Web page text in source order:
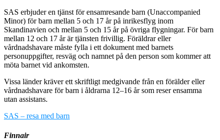
SAS erbjuder en tjänst för ensamresande barn (Unaccompanied
Minor) för barn mellan 5 och 17 år på inrikesflyg inom
Skandinavien och mellan 5 och 15 år på övriga flygningar. För barn
mellan 12 och 17 år är tjänsten frivillig. Föräldrar eller
vårdnadshavare måste fylla i ett dokument med barnets
personuppgifter, resväg och namnet på den person som kommer att
möta barnet vid ankomsten.
Vissa länder kräver ett skriftligt medgivande från en förälder eller
vårdnadshavare för barn i åldrarna 12–16 år som reser ensamma
utan assistans.
SAS – resa med barn
Finnair